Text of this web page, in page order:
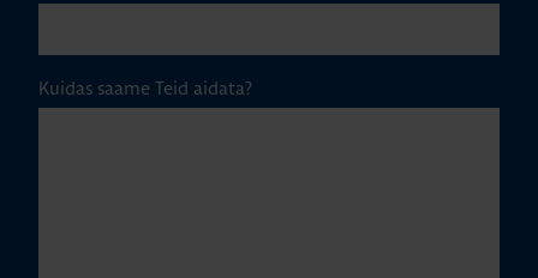
Kuidas saame Teid aidata?